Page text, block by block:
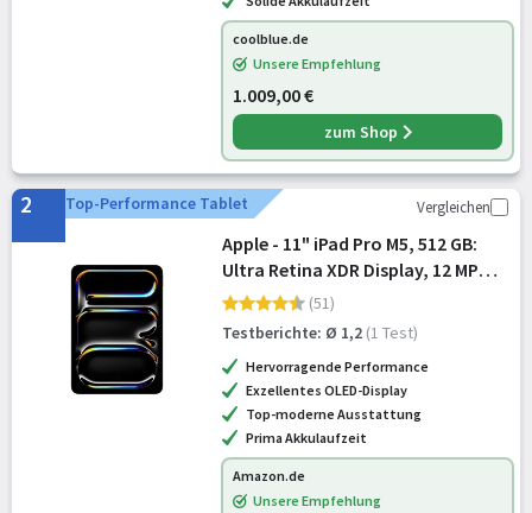
coolblue.de
Unsere Empfehlung
1.009,00 €
zum Shop
2 Top-Performance Tablet Vergleichen
Apple - 11" iPad Pro M5, 512 GB:
Ultra Retina XDR Display, 12 MP
Querformat Frontkamera/12 MP
Rückkamera, LiDAR Scanner, WLAN
und 5G Mobilfunk, Batterie für d
(51)
Testberichte: Ø 1,2 (1 Test)
Hervorragende Performance
Exzellentes OLED-Display
Top-moderne Ausstattung
Prima Akkulaufzeit
Amazon.de
Unsere Empfehlung